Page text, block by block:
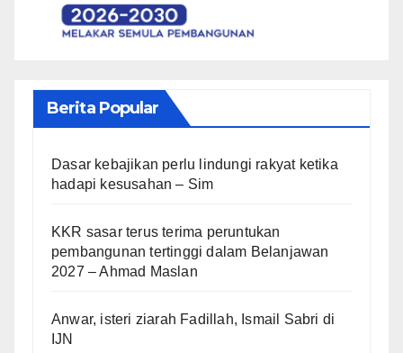
Berita Popular
Dasar kebajikan perlu lindungi rakyat ketika
hadapi kesusahan – Sim
KKR sasar terus terima peruntukan
pembangunan tertinggi dalam Belanjawan
2027 – Ahmad Maslan
Anwar, isteri ziarah Fadillah, Ismail Sabri di
IJN